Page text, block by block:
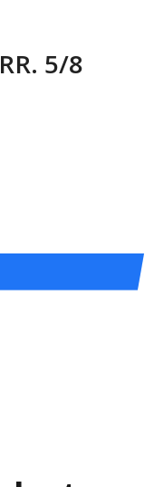
5/8